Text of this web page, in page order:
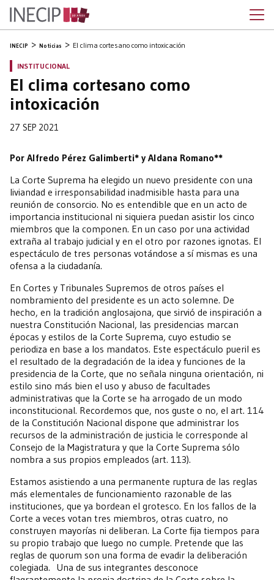
INECIP Noticias El clima cortesano como intoxicación
INSTITUCIONAL
El clima cortesano como
intoxicación
27 SEP 2021
Por Alfredo Pérez Galimberti* y Aldana Romano**
La Corte Suprema ha elegido un nuevo presidente con una
liviandad e irresponsabilidad inadmisible hasta para una
reunión de consorcio. No es entendible que en un acto de
importancia institucional ni siquiera puedan asistir los cinco
miembros que la componen. En un caso por una actividad
extraña al trabajo judicial y en el otro por razones ignotas. El
espectáculo de tres personas votándose a sí mismas es una
ofensa a la ciudadanía.
En Cortes y Tribunales Supremos de otros países el
nombramiento del presidente es un acto solemne. De
hecho, en la tradición anglosajona, que sirvió de inspiración a
nuestra Constitución Nacional, las presidencias marcan
épocas y estilos de la Corte Suprema, cuyo estudio se
periodiza en base a los mandatos. Este espectáculo pueril es
el resultado de la degradación de la idea y funciones de la
presidencia de la Corte, que no señala ninguna orientación, ni
estilo sino más bien el uso y abuso de facultades
administrativas que la Corte se ha arrogado de un modo
inconstitucional. Recordemos que, nos guste o no, el art. 114
de la Constitución Nacional dispone que administrar los
recursos de la administración de justicia le corresponde al
Consejo de la Magistratura y que la Corte Suprema sólo
nombra a sus propios empleados (art. 113).
Estamos asistiendo a una permanente ruptura de las reglas
más elementales de funcionamiento razonable de las
instituciones, que ya bordean el grotesco. En los fallos de la
Corte a veces votan tres miembros, otras cuatro, no
construyen mayorías ni deliberan. La Corte fija tiempos para
su propio trabajo que luego no cumple. Pretende que las
reglas de quorum son una forma de evadir la deliberación
colegiada. Una de sus integrantes desconoce